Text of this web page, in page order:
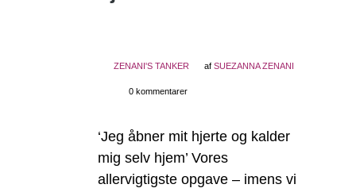
ZENANI'S TANKER af SUEZANNA ZENANI
0 kommentarer
‘Jeg åbner mit hjerte og kalder
mig selv hjem’ Vores
allervigtigste opgave – imens vi